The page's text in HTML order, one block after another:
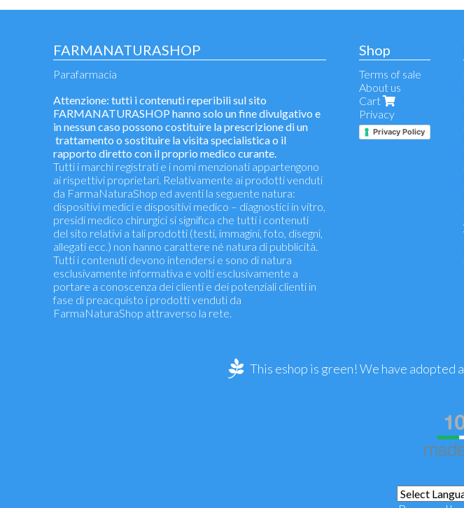
FARMANATURASHOP
Parafarmacia
Attenzione: tutti i contenuti reperibili sul sito
FARMANATURASHOP hanno solo un fine divulgativo e
in nessun caso possono costituire la prescrizione di un
trattamento o sostituire la visita specialistica o il
rapporto diretto con il proprio medico curante.
Tutti i marchi registrati e i nomi menzionati appartengono
ai rispettivi proprietari. Relativamente ai prodotti venduti
da FarmaNaturaShop ed aventi la seguente natura:
dispositivi medici e dispositivi medico – diagnostici in vitro,
presidi medico chirurgici si significa che tutti i contenuti
del sito relativi a tali prodotti (testi, immagini, foto, disegni,
allegati ecc.) non hanno carattere né natura di pubblicità.
Tutti i contenuti devono intendersi e sono di natura
esclusivamente informativa e volti esclusivamente a
portare a conoscenza dei clienti e dei potenziali clienti in
fase di preacquisto i prodotti venduti da
FarmaNaturaShop attraverso la rete.
Shop
Terms of sale
About us
Cart
Privacy
Privacy Policy
This eshop is green! We have adopted